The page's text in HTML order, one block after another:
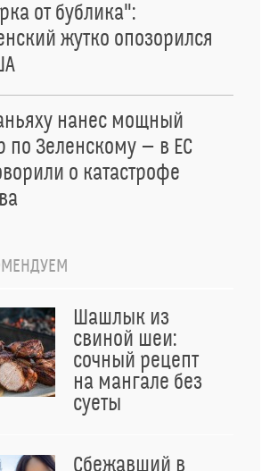
от бублика":
жутко опозорился
нанес мощный
по Зеленскому — в ЕС
о катастрофе
Шашлык из
свиной шеи:
сочный рецепт
на мангале без
суеты
Сбежавший в